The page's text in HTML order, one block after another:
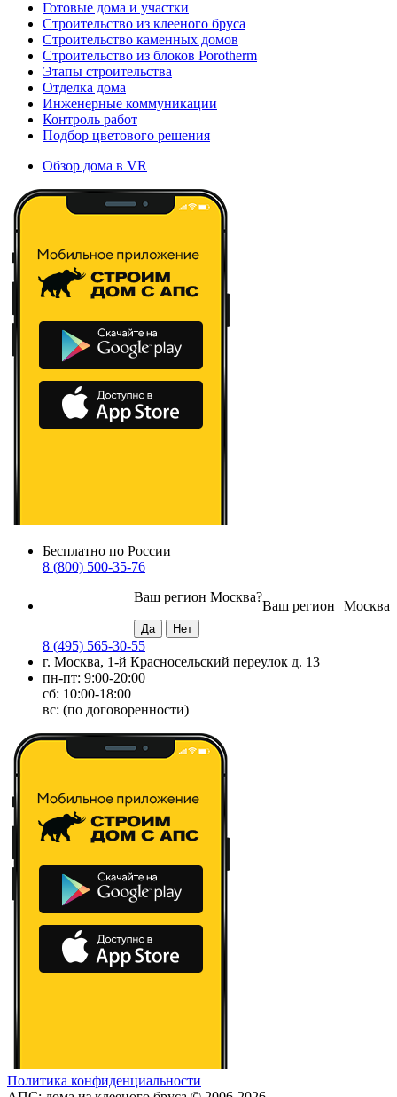
Готовые дома и участки
Строительство из клееного бруса
Строительство каменных домов
Строительство из блоков Porotherm
Этапы строительства
Отделка дома
Инженерные коммуникации
Контроль работ
Подбор цветового решения
Обзор дома в VR
Бесплатно по России
8 (800) 500-35-76
Москва
Ваш регион
Ваш регион Москва?
8 (495) 565-30-55
г. Москва, 1-й Красносельский переулок д. 13
пн-пт: 9:00-20:00
сб: 10:00-18:00
вс: (по договоренности)
Политика конфиденциальности